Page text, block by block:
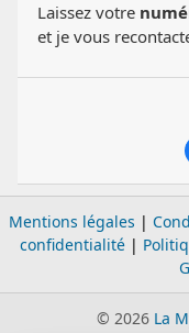
Laissez votre
et je vous
Mentions légales |
confidentialité|
© 2026 La